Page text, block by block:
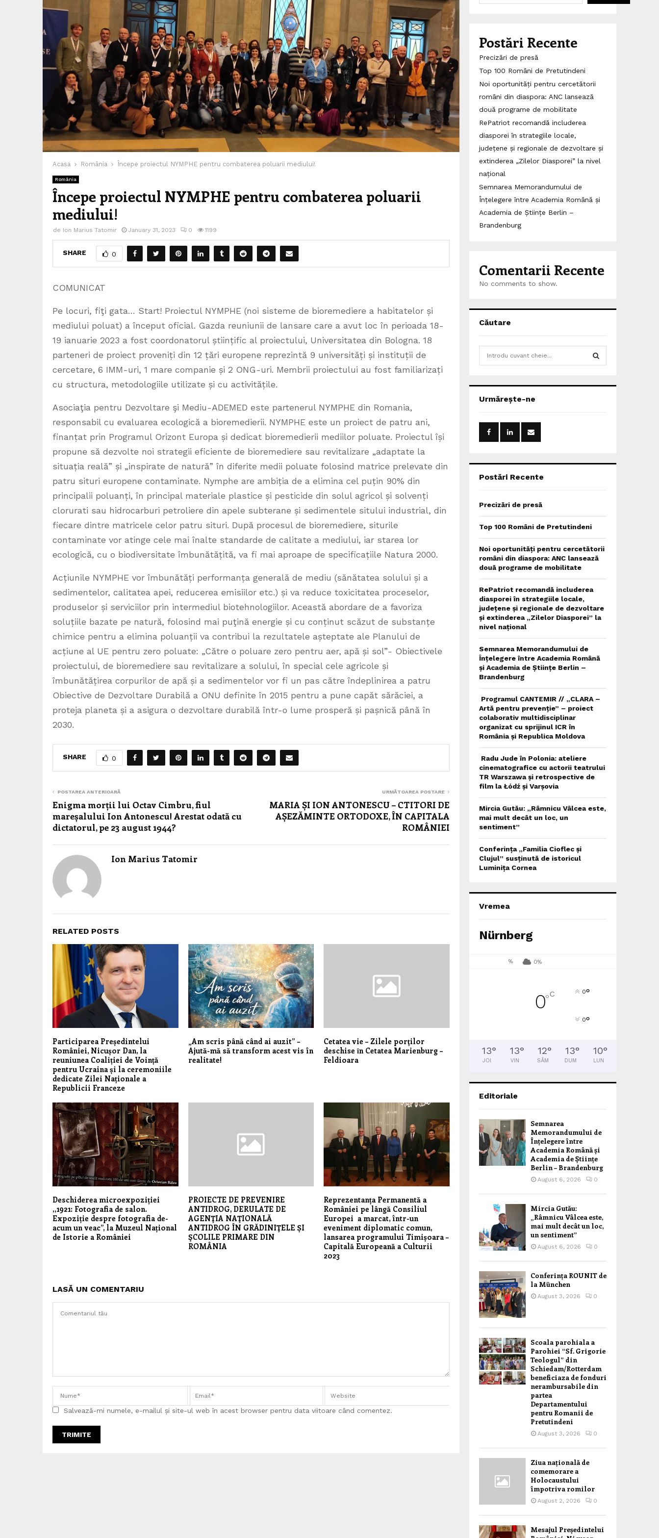
Acasa România Începe proiectul NYMPHE pentru combaterea poluarii mediului!
România
Începe proiectul NYMPHE pentru combaterea poluarii
mediului!
de Ion Marius Tatomir January 31, 2023 0 1199
SHARE 0
COMUNICAT
Pe locuri, fiţi gata… Start! Proiectul NYMPHE (noi sisteme de bioremediere a habitatelor și
mediului poluat) a început oficial. Gazda reuniunii de lansare care a avut loc în perioada 18-
19 ianuarie 2023 a fost coordonatorul științific al proiectului, Universitatea din Bologna. 18
parteneri de proiect proveniți din 12 țări europene reprezintă 9 universități și instituții de
cercetare, 6 IMM-uri, 1 mare companie și 2 ONG-uri. Membrii proiectului au fost familiarizați
cu structura, metodologiile utilizate și cu activitățile.
Asociaţia pentru Dezvoltare şi Mediu-ADEMED este partenerul NYMPHE din Romania,
responsabil cu evaluarea ecologică a bioremedierii. NYMPHE este un proiect de patru ani,
finanțat prin Programul Orizont Europa și dedicat bioremedierii mediilor poluate. Proiectul își
propune să dezvolte noi strategii eficiente de bioremediere sau revitalizare „adaptate la
situația reală” și „inspirate de natură” în diferite medii poluate folosind matrice prelevate din
patru situri europene contaminate. Nymphe are ambiția de a elimina cel puțin 90% din
principalii poluanți, în principal materiale plastice și pesticide din solul agricol și solvenți
clorurati sau hidrocarburi petroliere din apele subterane și sedimentele sitului industrial, din
fiecare dintre matricele celor patru situri. După procesul de bioremediere, siturile
contaminate vor atinge cele mai înalte standarde de calitate a mediului, iar starea lor
ecologică, cu o biodiversitate îmbunătățită, va fi mai aproape de specificațiile Natura 2000.
Acțiunile NYMPHE vor îmbunătăți performanța generală de mediu (sănătatea solului și a
sedimentelor, calitatea apei, reducerea emisiilor etc.) și va reduce toxicitatea proceselor,
produselor și serviciilor prin intermediul biotehnologiilor. Această abordare de a favoriza
soluțiile bazate pe natură, folosind mai puţină energie și cu conținut scăzut de substanțe
chimice pentru a elimina poluanții va contribui la rezultatele așteptate ale Planului de
acțiune al UE pentru zero poluate: „Către o poluare zero pentru aer, apă și sol”- Obiectivele
proiectului, de bioremediere sau revitalizare a solului, în special cele agricole și
îmbunătățirea corpurilor de apă și a sedimentelor vor fi un pas către îndeplinirea a patru
Obiective de Dezvoltare Durabilă a ONU definite în 2015 pentru a pune capăt sărăciei, a
proteja planeta și a asigura o dezvoltare durabilă într-o lume prosperă și pașnică până în
2030.
SHARE 0
POSTAREA ANTERIOARĂ
Enigma morții lui Octav Cimbru, fiul
mareșalului Ion Antonescu! Arestat odată cu
dictatorul, pe 23 august 1944?
URMĂTOAREA POSTARE
MARIA ȘI ION ANTONESCU – CTITORI DE
AȘEZĂMINTE ORTODOXE, ÎN CAPITALA
ROMÂNIEI
Ion Marius Tatomir
RELATED POSTS
Participarea Președintelui
României, Nicușor Dan, la
reuniunea Coaliției de Voință
pentru Ucraina și la ceremoniile
dedicate Zilei Naționale a
Republicii Franceze
„Am scris până când ai auzit” –
Ajută-mă să transform acest vis în
realitate!
Cetatea vie – Zilele porţilor
deschise ȋn Cetatea Marienburg –
Feldioara
Deschiderea microexpoziției
,,1921: Fotografia de salon.
Expoziție despre fotografia de-
acum un veac”, la Muzeul Național
de Istorie a României
PROIECTE DE PREVENIRE
ANTIDROG, DERULATE DE
AGENŢIA NAŢIONALĂ
ANTIDROG ÎN GRĂDINIŢELE ȘI
ŞCOLILE PRIMARE DIN
ROMÂNIA
Reprezentanța Permanentă a
României pe lângă Consiliul
Europei a marcat, într-un
eveniment diplomatic comun,
lansarea programului Timișoara –
Capitală Europeană a Culturii
2023
LASĂ UN COMENTARIU
Salvează-mi numele, e-mailul și site-ul web în acest browser pentru data viitoare când comentez.
Postări Recente
Precizări de presă
Top 100 Români de Pretutindeni
Noi oportunități pentru cercetătorii
români din diaspora: ANC lansează
două programe de mobilitate
RePatriot recomandă includerea
diasporei în strategiile locale,
județene și regionale de dezvoltare și
extinderea „Zilelor Diasporei” la nivel
național
Semnarea Memorandumului de
Înțelegere între Academia Română și
Academia de Științe Berlin –
Brandenburg
Comentarii Recente
No comments to show.
Căutare
h
o
:
Urmărește-ne
Postări Recente
Precizări de presă
Top 100 Români de Pretutindeni
Noi oportunități pentru cercetătorii
români din diaspora: ANC lansează
două programe de mobilitate
RePatriot recomandă includerea
diasporei în strategiile locale,
județene și regionale de dezvoltare
și extinderea „Zilelor Diasporei” la
nivel național
Semnarea Memorandumului de
Înțelegere între Academia Română
și Academia de Științe Berlin –
Brandenburg
Programul CANTEMIR // „CLARA –
Artă pentru prevenție” – proiect
colaborativ multidisciplinar
organizat cu sprijinul ICR în
România și Republica Moldova
Radu Jude în Polonia: ateliere
cinematografice cu actorii teatrului
TR Warszawa și retrospective de
film la Łódź și Varșovia
Mircia Gutău: „Râmnicu Vâlcea este,
mai mult decât un loc, un
sentiment”
Conferința „Familia Cioflec și
Clujul” susținută de istoricul
Luminița Cornea
Vremea
Nürnberg
% 0%
0°C 0°
0°
13°
JOI
13°
VIN
12°
SÂM
13°
DUM
10°
LUN
Editoriale
Semnarea
Memorandumului de
Înțelegere între
Academia Română și
Academia de Științe
Berlin – Brandenburg
August 6, 2026 0
Mircia Gutău:
„Râmnicu Vâlcea este,
mai mult decât un loc,
un sentiment”
August 6, 2026 0
Conferința ROUNIT de
la München
August 3, 2026 0
Scoala parohiala a
Parohiei “Sf. Grigorie
Teologul” din
Schiedam/Rotterdam
beneficiaza de fonduri
nerambursabile din
partea
Departamentului
pentru Romanii de
Pretutindeni
August 3, 2026 0
Ziua națională de
comemorare a
Holocaustului
împotriva romilor
August 2, 2026 0
Mesajul Președintelui